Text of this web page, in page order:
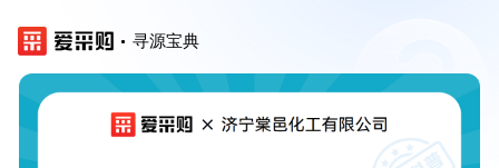
寻源宝典